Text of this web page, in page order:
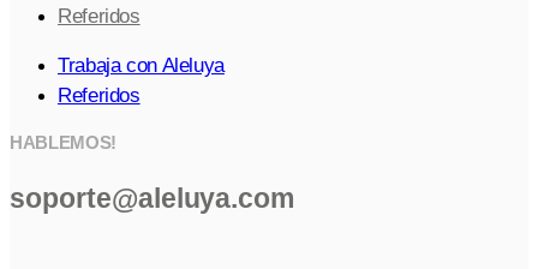
Referidos
Trabaja con Aleluya
Referidos
HABLEMOS!
soporte@aleluya.com